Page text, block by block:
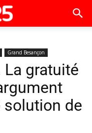
Grand Besançon
La gratuité
solution de